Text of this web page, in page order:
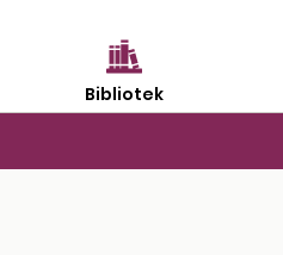
Bibliotek